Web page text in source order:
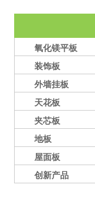
氧化镁平板
装饰板
外墙挂板
天花板
夹芯板
地板
屋面板
创新产品